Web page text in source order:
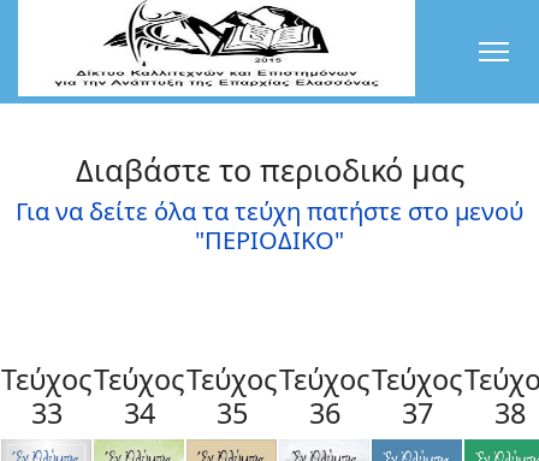
Διαβάστε το περιοδικό μας
Για να δείτε όλα τα τεύχη πατήστε στο μενού
"ΠΕΡΙΟΔΙΚΟ"
Τεύχος
33
Τεύχος
34
Τεύχος
35
Τεύχος
36
Τεύχος
37
38